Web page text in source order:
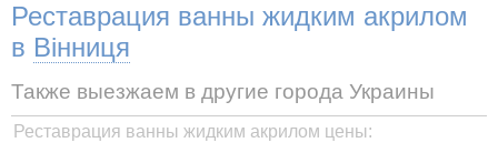
Реставрация ванны жидким акрилом
в Вінниця
Также выезжаем в другие города Украины
Реставрация ванны жидким акрилом цены: